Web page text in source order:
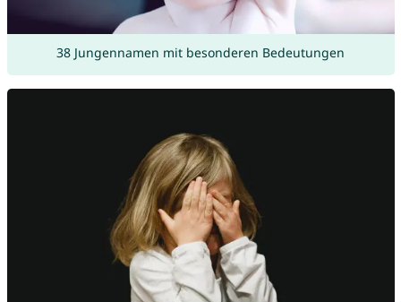
38 Jungennamen mit besonderen Bedeutungen